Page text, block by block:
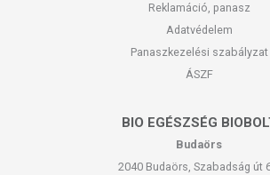
Reklamáció, panasz
Adatvédelem
Panaszkezelési szabályzat
ÁSZF
BIO EGÉSZSÉG
Budaörs
2040 Budaörs, Szabadság út